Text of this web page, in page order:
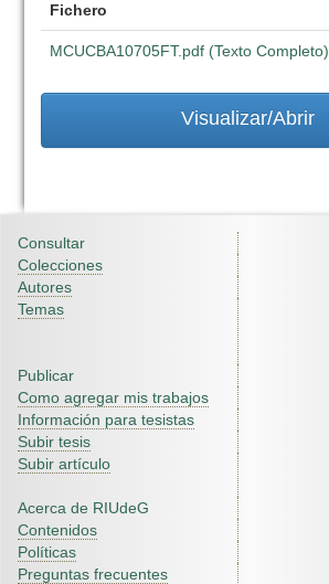
Fichero
MCUCBA10705FT.pdf (Texto Completo)
Visualizar/Abrir
Consultar
Colecciones
Autores
Temas
Publicar
Como agregar mis trabajos
Información para tesistas
Subir tesis
Subir artículo
Acerca de RIUdeG
Contenidos
Políticas
Preguntas frecuentes